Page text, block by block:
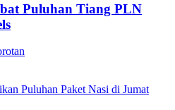
Puluhan Tiang PLN